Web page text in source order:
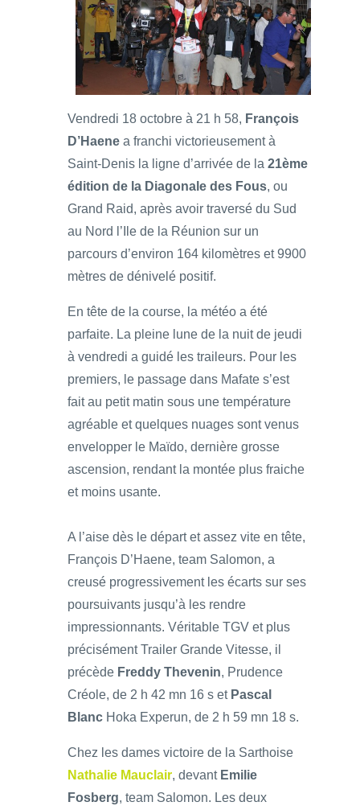
Vendredi 18 octobre à 21 h 58, François
D’Haene a franchi victorieusement à
Saint-Denis la ligne d’arrivée de la 21ème
édition de la Diagonale des Fous, ou
Grand Raid, après avoir traversé du Sud
au Nord l’Ile de la Réunion sur un
parcours d’environ 164 kilomètres et 9900
mètres de dénivelé positif.
En tête de la course, la météo a été
parfaite. La pleine lune de la nuit de jeudi
à vendredi a guidé les traileurs. Pour les
premiers, le passage dans Mafate s’est
fait au petit matin sous une température
agréable et quelques nuages sont venus
envelopper le Maïdo, dernière grosse
ascension, rendant la montée plus fraiche
et moins usante.
A l’aise dès le départ et assez vite en tête,
François D’Haene, team Salomon, a
creusé progressivement les écarts sur ses
poursuivants jusqu’à les rendre
impressionnants. Véritable TGV et plus
précisément Trailer Grande Vitesse, il
précède Freddy Thevenin, Prudence
Créole, de 2 h 42 mn 16 s et Pascal
Blanc Hoka Experun, de 2 h 59 mn 18 s.
Chez les dames victoire de la Sarthoise
Nathalie Mauclair, devant Emilie
Fosberg, team Salomon. Les deux